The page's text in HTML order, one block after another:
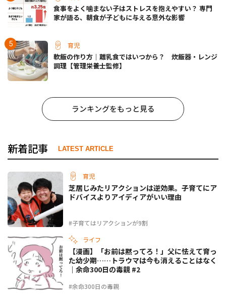
食事をよく噛まない子はストレスを抱えやすい？ 専門
家が語る、朝食が子どもに与える意外な影響
育児
軟飯の作り方｜離乳食ではいつから？ 炊飯器・レンジ
調理【管理栄養士監修】
ランキングをもっと見る
新着記事 LATEST ARTICLE
育児
#子育てはリアクションが9割
芝居じみたリアクションは逆効果。子育てにア
ドバイスよりアイディアがいい理由
ライフ
#余命300日の毒親
【漫画】「お前は黙ってろ！」父に怯えて育っ
た幼少期……トラウマは今も消えることはなく
｜余命300日の毒親 #2